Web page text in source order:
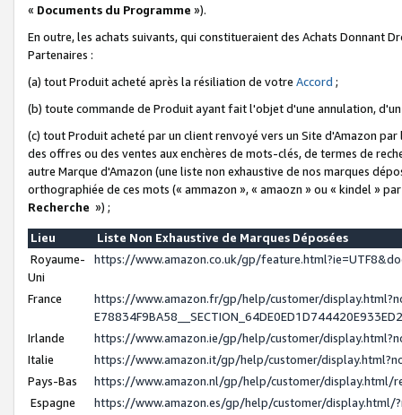
« Documents du Programme »).
En outre, les achats suivants, qui constitueraient des Achats Donnant
Partenaires :
(a) tout Produit acheté après la résiliation de votre Accord ;
(b) toute commande de Produit ayant fait l'objet d'une annulation,
(c) tout Produit acheté par un client renvoyé vers un Site d'Amazon
des offres ou des ventes aux enchères de mots-clés, de termes de
autre Marque d'Amazon (une liste non exhaustive de nos marques
orthographiée de ces mots (« ammazon », « amaozn » ou « kindel »
Recherche ») ;
Lieu
Liste Non Exhaustive de Marques Déposées
Royaume-
Uni
https://www.amazon.co.uk/gp/
France
https://www.amazon.fr/gp/help/customer/
Irlande
https://www.amazon.ie/gp/help/customer/
Italie
https://www.amazon.it/gp/help/customer/
Pays-Bas
https://www.amazon.nl/gp/help/customer/display.html/
Espagne
https://www.amazon.es/gp/help/customer/display.html/